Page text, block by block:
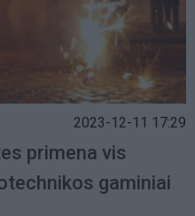
2023-12-11 17:29
primena vis
gaminiai